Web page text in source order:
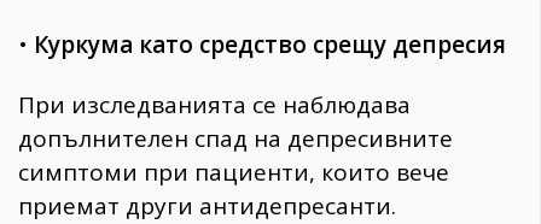
• Куркума като средство срещу депресия
При изследванията се наблюдава
допълнителен спад на депресивните
симптоми при пациенти, които вече
приемат други антидепресанти.